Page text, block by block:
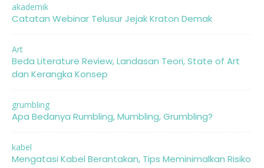
akademik
Catatan Webinar Telusur Jejak Kraton Demak
Art
Beda Literature Review, Landasan Teori, State of Art
dan Kerangka Konsep
grumbling
Apa Bedanya Rumbling, Mumbling, Grumbling?
kabel
Mengatasi Kabel Berantakan, Tips Meminimalkan Risiko